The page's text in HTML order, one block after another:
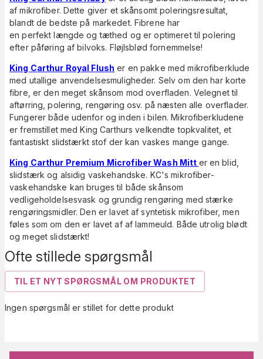
Ofte stillede spørgsmål
TIL ET NYT SPØRGSMÅL OM PRODUKTET
Ingen spørgsmål er stillet for dette produkt
af mikrofiber. Dette giver et skånsomt poleringsresultat,
blandt de bedste på markedet. Fibrene har
en perfekt længde og tæthed og er optimeret til polering
efter påføring af bilvoks. Fløjlsblød fornemmelse!
King Carthur Royal Flush er en pakke med mikrofiberklude
med utallige anvendelsesmuligheder. Selv om den har korte
fibre, er den meget skånsom mod overfladen. Velegnet til
aftørring, polering, rengøring osv. på næsten alle overflader.
Fungerer både udenfor og inden i bilen. Mikrofiberkludene
er fremstillet med King Carthurs velkendte topkvalitet, et
fantastiskt slidstærkt stof der kan vaskes mange gange.
King Carthur Premium Microfiber Wash Mitt er en blid,
slidstærk og alsidig vaskehandske. KC's mikrofiber-
vaskehandske kan bruges til både skånsom
vedligeholdelsesvask og grundig rengøring med stærke
rengøringsmidler. Den er lavet af syntetisk mikrofiber, men
føles som om den er lavet af af lammeuld. Både utrolig blødt
og meget slidstærkt!